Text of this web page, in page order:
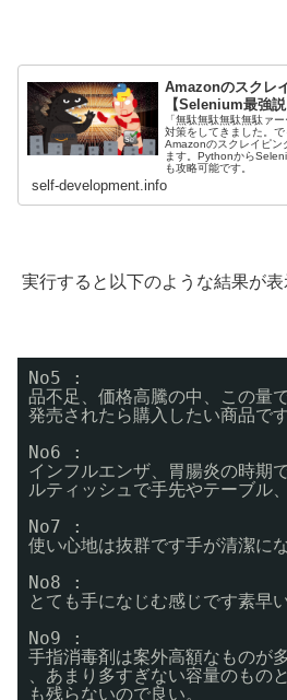
Amazonのスクレ
【Selenium最強説
「無駄無駄無駄無駄ァ
対策をしてきました。で
Amazonのスクレイピン
ます。Pythonから
も攻略可能です。
self-development.info
実行すると以下のような結果が表
No5 :
品不足、価格高騰の中、この量
発売されたら購入したい商品です
No6 :
インフルエンザ、胃腸炎の時期
ルティッシュで手先やテーブル
No7 :
使い心地は抜群です手が清潔に
No8 :
とても手になじむ感じです素早
No9 :
手指消毒剤は案外高額なものが
、あまり多すぎない容量のもの
も残らないので良い。